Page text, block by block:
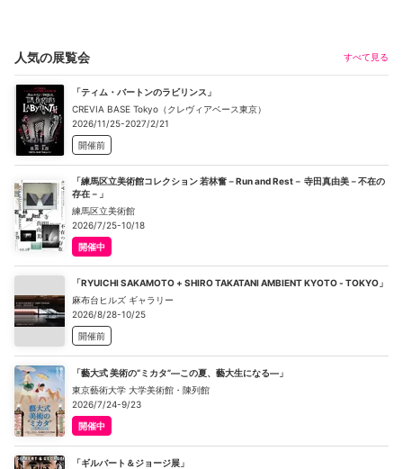
人気の展覧会 すべて見る
「ティム・バートンのラビリンス」
CREVIA BASE Tokyo（クレヴィアベース東京）
2026/11/25-2027/2/21
開催前
「練馬区立美術館コレクション 若林奮－Run and Rest－ 寺田真由美－不在の
存在－」
練馬区立美術館
2026/7/25-10/18
開催中
「RYUICHI SAKAMOTO + SHIRO TAKATANI AMBIENT KYOTO - TOKYO」
麻布台ヒルズ ギャラリー
2026/8/28-10/25
開催前
「藝大式 美術の“ミカタ”―この夏、藝大生になる―」
東京藝術大学 大学美術館・陳列館
2026/7/24-9/23
開催中
「ギルバート＆ジョージ展」